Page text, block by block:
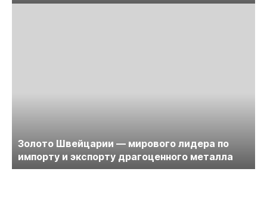
Золото Швейцарии — мирового лидера по
импорту и экспорту драгоценного металла